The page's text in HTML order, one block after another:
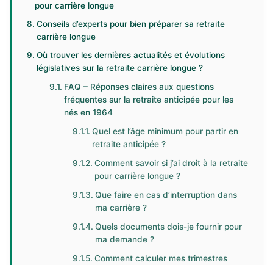
pour carrière longue
Conseils d’experts pour bien préparer sa retraite
carrière longue
Où trouver les dernières actualités et évolutions
législatives sur la retraite carrière longue ?
FAQ – Réponses claires aux questions
fréquentes sur la retraite anticipée pour les
nés en 1964
Quel est l’âge minimum pour partir en
retraite anticipée ?
Comment savoir si j’ai droit à la retraite
pour carrière longue ?
Que faire en cas d’interruption dans
ma carrière ?
Quels documents dois-je fournir pour
ma demande ?
Comment calculer mes trimestres